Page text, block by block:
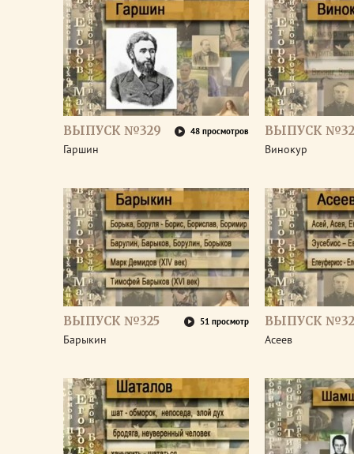
ВЫПУСК №329 48 просмотров
Гаршин
ВЫПУСК
Винокур
ВЫПУСК №325 51 просмотр
Барыкин
ВЫПУСК
Асеев